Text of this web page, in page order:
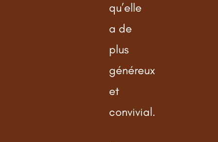
qu’elle
a de
plus
généreux
et
convivial.